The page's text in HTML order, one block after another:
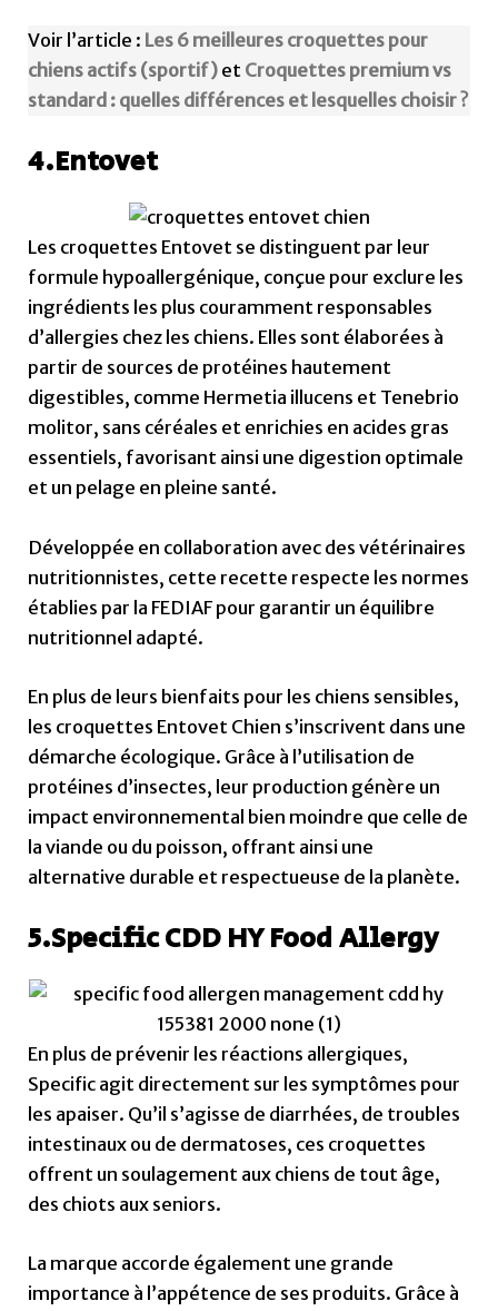
Voir l’article : Les 6 meilleures croquettes pour
chiens actifs (sportif) et Croquettes premium vs
standard : quelles différences et lesquelles choisir ?
4.Entovet
Les croquettes Entovet se distinguent par leur
formule hypoallergénique, conçue pour exclure les
ingrédients les plus couramment responsables
d’allergies chez les chiens. Elles sont élaborées à
partir de sources de protéines hautement
digestibles, comme Hermetia illucens et Tenebrio
molitor, sans céréales et enrichies en acides gras
essentiels, favorisant ainsi une digestion optimale
et un pelage en pleine santé.
Développée en collaboration avec des vétérinaires
nutritionnistes, cette recette respecte les normes
établies par la FEDIAF pour garantir un équilibre
nutritionnel adapté.
En plus de leurs bienfaits pour les chiens sensibles,
les croquettes Entovet Chien s’inscrivent dans une
démarche écologique. Grâce à l’utilisation de
protéines d’insectes, leur production génère un
impact environnemental bien moindre que celle de
la viande ou du poisson, offrant ainsi une
alternative durable et respectueuse de la planète.
5.Specific CDD HY Food Allergy
En plus de prévenir les réactions allergiques,
Specific agit directement sur les symptômes pour
les apaiser. Qu’il s’agisse de diarrhées, de troubles
intestinaux ou de dermatoses, ces croquettes
offrent un soulagement aux chiens de tout âge,
des chiots aux seniors.
La marque accorde également une grande
importance à l’appétence de ses produits. Grâce à